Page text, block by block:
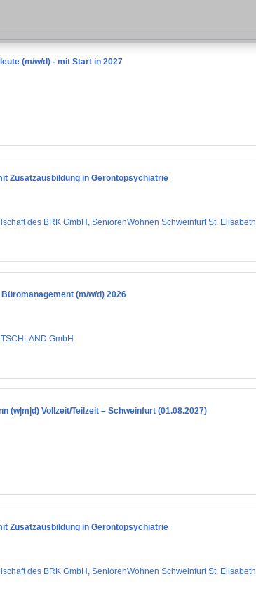
(m/w/d) - mit Start in 2027
Zusatzausbildung in Gerontopsychiatrie
des BRK GmbH, SeniorenWohnen Schweinfurt St. Elisabeth
(m/w/d) 2026
GmbH
(w|m|d) Vollzeit/Teilzeit – Schweinfurt (01.08.2027)
Zusatzausbildung in Gerontopsychiatrie
des BRK GmbH, SeniorenWohnen Schweinfurt St. Elisabeth